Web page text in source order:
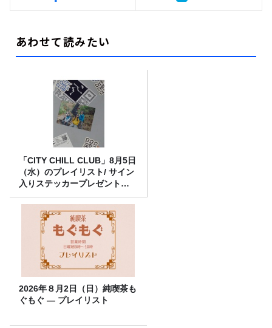
あわせて読みたい
「CITY CHILL CLUB」8月5日
（水）のプレイリスト/ サイン
入りステッカープレゼント有
り
2026年８月2日（日）純喫茶も
ぐもぐ ― プレイリスト